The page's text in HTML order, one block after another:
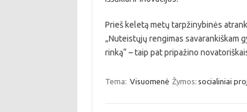
Prieš keletą metų tarpžinybinės
„Nuteistųjų rengimas savarankiškam
rinką“ – taip pat pripažino
Tema: Visuomenė Žymos: socialiniai